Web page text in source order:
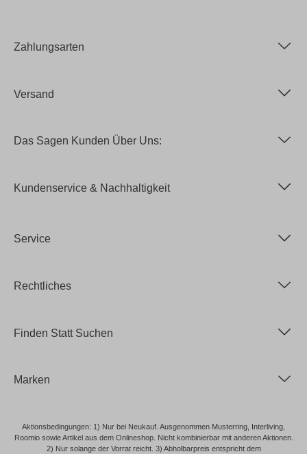
Zahlungsarten
Versand
Das Sagen Kunden Über Uns:
Kundenservice & Nachhaltigkeit
Service
Rechtliches
Finden Statt Suchen
Marken
Aktionsbedingungen: 1) Nur bei Neukauf. Ausgenommen Musterring, Interliving,
Roomio sowie Artikel aus dem Onlineshop. Nicht kombinierbar mit anderen Aktionen.
2) Nur solange der Vorrat reicht. 3) Abholbarpreis entspricht dem